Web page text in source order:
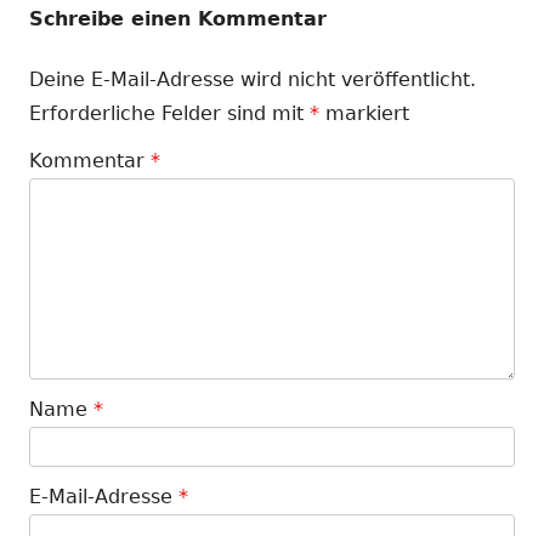
Schreibe einen Kommentar
Deine E-Mail-Adresse wird nicht veröffentlicht.
Erforderliche Felder sind mit * markiert
Kommentar *
Name *
E-Mail-Adresse *